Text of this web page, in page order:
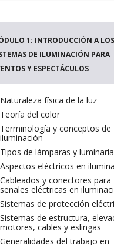
1: INTRODUCCIÓN A LOS
DE ILUMINACIÓN PARA
Y ESPECTÁCULOS
Naturaleza física de la luz
Teoría del color
Terminología y conceptos de
iluminación
Tipos de lámparas y
Aspectos eléctricos en
Cableados y conectores para
señales eléctricas en
Sistemas de protección
Sistemas de estructura,
motores, cables y eslingas
Generalidades del trabajo en